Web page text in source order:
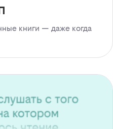
книги — даже когда